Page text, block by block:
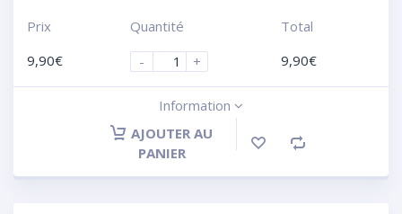
Prix
9,90€
Quantité
-
+
Total
9,90€
Information
AJOUTER AU
PANIER